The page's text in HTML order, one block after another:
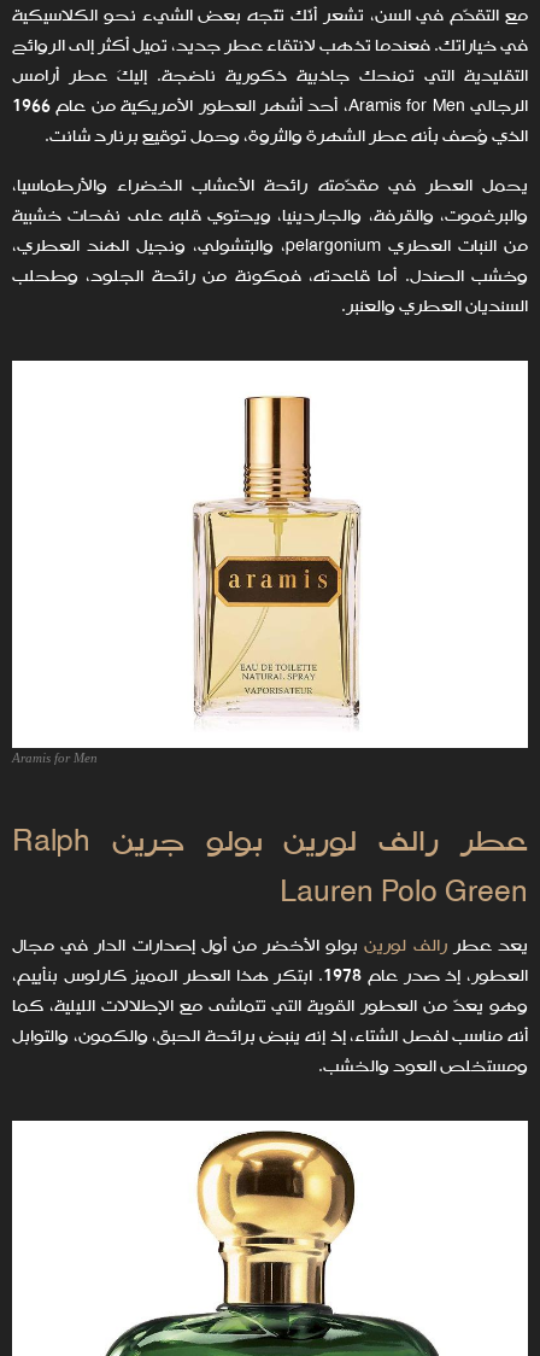
مع التقدّم في السن، تشعر أنّك تتّجه بعض الشيء نحو الكلاسيكية
في خياراتك. فعندما تذهب لانتقاء عطر جديد، تميل أكثر إلى الروائح
التقليدية التي تمنحك جاذبية ذكورية ناضجة. إليكَ عطر أرامس
الرجالي ‏Aramis for Men، أحد أشهر العطور الأمريكية من عام 1966
الذي وُصف بأنه عطر الشهرة والثروة، وحمل توقيع برنارد شانت.
يحمل العطر في مقدّمته رائحة الأعشاب الخضراء والأرطماسيا،
والبرغموت، والقرفة، والجاردينيا، ويحتوي قلبه على نفحات خشبية
من النبات العطري pelargonium، والبتشولي، ونجيل الهند العطري،
وخشب الصندل. أما قاعدته، فمكونة من رائحة الجلود، وطحلب
السنديان العطري والعنبر.
عطر ‏رالف لورين بولو جرين Ralph
Lauren Polo Green
يعد عطررالف لورينبولو الأخضر من أول إصدارات الدار في مجال
العطور، إذ صدر عام 1978. ابتكر هذا العطر المميز كارلوس بنأييم،
وهو يعدّ من العطور القوية التي تتماشى مع الإطلالات الليلية، كما
أنه مناسب لفصل الشتاء، إذ إنه ينبض برائحة الحبق، والكمون، والتوابل
ومستخلص العود والخشب.